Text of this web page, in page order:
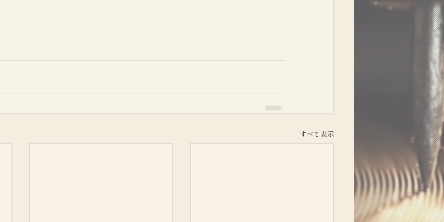
すべて表示